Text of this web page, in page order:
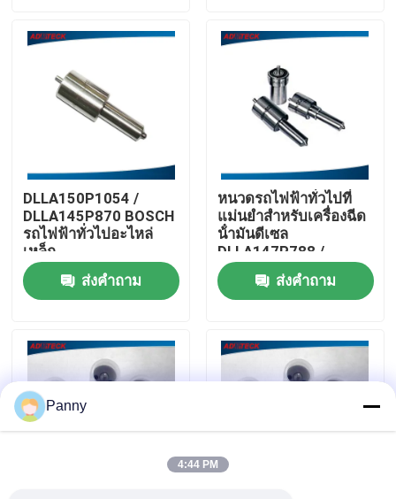
สินค้า
เกี่ยวกับเรา
ควบคุมคุณภาพ
ติดต่อเรา
คดี
ขอใบเสนอราคา
DLLA150P1054 /
DLLA145P870 BOSCH
รถไฟฟ้าทั่วไปอะไหล่
เหล็ก
ส่งคำถาม
หนวดรถไฟฟ้าทั่วไปที่
แม่นยําสําหรับเครื่องฉีด
น้ํามันดีเซล
DLLA147P788 /
DLLA150P1197
ส่งคำถาม
Panny
4:44 PM